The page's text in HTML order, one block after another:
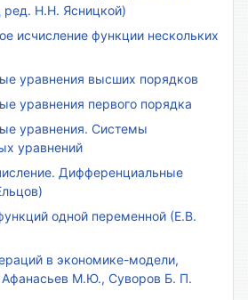
Н.Н. Ясницкой)
исчисление функции нескольких
уравнения высших порядков
уравнения первого порядка
уравнения. Системы
уравнений
Дифференциальные
одной переменной (Е.В.
в экономике-модели,
Афанасьев М.Ю., Суворов Б. П.